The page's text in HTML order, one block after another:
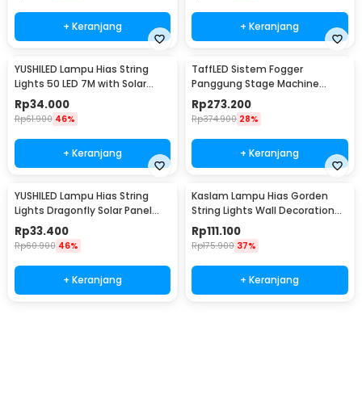
+ Keranjang + Keranjang
YUSHILED Lampu Hias String
Lights 50 LED 7M with Solar
Panel - M072
Rp34.000
Rp61.900 46%
+ Keranjang
TaffLED Sistem Fogger
Panggung Stage Machine
Ejector with RGB LED - KY-
LED500
Rp273.200
Rp374.900 28%
+ Keranjang
YUSHILED Lampu Hias String
Lights Dragonfly Solar Panel
IP65 8 Modes 20 LED - M088
Rp33.400
Rp60.900 46%
+ Keranjang
Kaslam Lampu Hias Gorden
String Lights Wall Decoration
18W 3x3M 320 LED - S-32
Rp111.100
Rp175.900 37%
+ Keranjang